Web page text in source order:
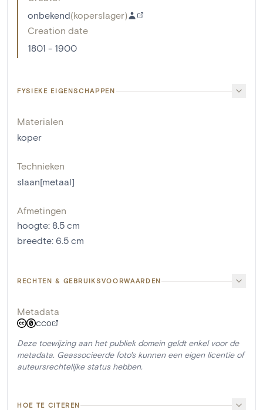
onbekend(koperslager)
Creation date
1801 - 1900
FYSIEKE EIGENSCHAPPEN
Materialen
koper
Technieken
slaan[metaal]
Afmetingen
hoogte: 8.5 cm
breedte: 6.5 cm
RECHTEN & GEBRUIKSVOORWAARDEN
Metadata
CC0
Deze toewijzing aan het publiek domein geldt enkel voor de
metadata. Geassocieerde foto's kunnen een eigen licentie of
auteursrechtelijke status hebben.
HOE TE CITEREN